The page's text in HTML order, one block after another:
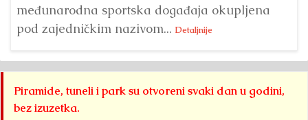
međunarodna sportska događaja okupljena
pod zajedničkim nazivom... Detaljnije
Piramide, tuneli i park su otvoreni svaki dan u godini,
bez izuzetka.